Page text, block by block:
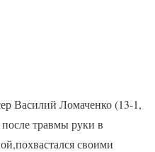
Василий Ломаченко (13-1,
травмы руки в
своими